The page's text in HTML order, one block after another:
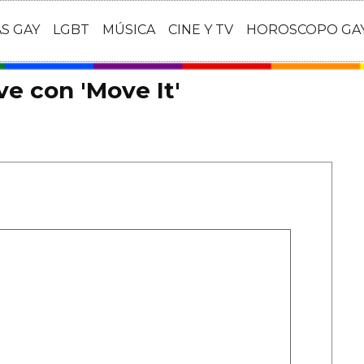
GAY LGBT MÚSICA CINE Y TV HOROSCOPO
con 'Move It'